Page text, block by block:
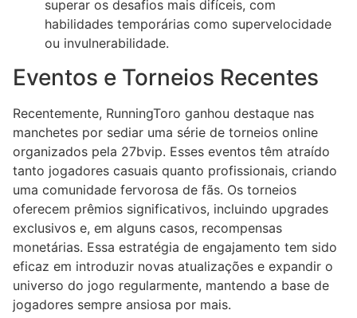
superar os desafios mais difíceis, com
habilidades temporárias como supervelocidade
ou invulnerabilidade.
Eventos e Torneios Recentes
Recentemente, RunningToro ganhou destaque nas
manchetes por sediar uma série de torneios online
organizados pela 27bvip. Esses eventos têm atraído
tanto jogadores casuais quanto profissionais, criando
uma comunidade fervorosa de fãs. Os torneios
oferecem prêmios significativos, incluindo upgrades
exclusivos e, em alguns casos, recompensas
monetárias. Essa estratégia de engajamento tem sido
eficaz em introduzir novas atualizações e expandir o
universo do jogo regularmente, mantendo a base de
jogadores sempre ansiosa por mais.